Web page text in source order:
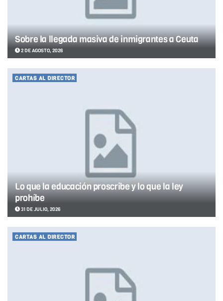
Sobre la llegada masiva de inmigrantes a Ceuta
2 DE AGOSTO, 2026
CARTAS AL DIRECTOR
Lo que la educación proscribe y lo que la ley
prohíbe
31 DE JULIO, 2026
CARTAS AL DIRECTOR